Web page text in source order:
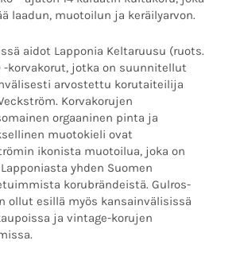
laadun, muotoilun ja keräilyarvon.
aidot Lapponia Keltaruusu (ruots.
-korvakorut, jotka on suunnitellut
arvostettu korutaiteilija
Korvakorujen
orgaaninen pinta ja
muotokieli ovat
ikonista muotoilua, joka on
yhden Suomen
korubrändeistä. Gulros-
ollut esillä myös kansainvälisissä
ja vintage-korujen